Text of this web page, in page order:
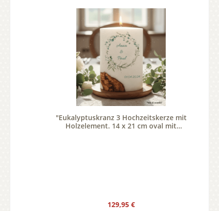
"Eukalyptuskranz 3 Hochzeitskerze mit
Holzelement. 14 x 21 cm oval mit
Regulärer Preis:
129,95 €